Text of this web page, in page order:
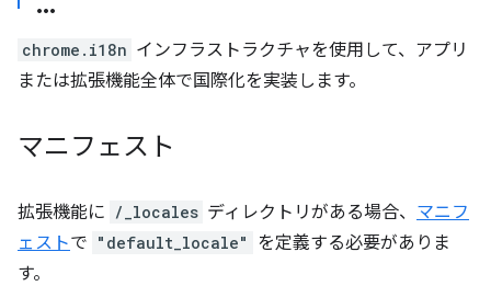
chrome.i18n インフラストラクチャを使用して、アプリ
または拡張機能全体で国際化を実装します。
マニフェスト
拡張機能に /_locales ディレクトリがある場合、 マニフ
ェストで "default_locale"
を定義する必要がありま
す。